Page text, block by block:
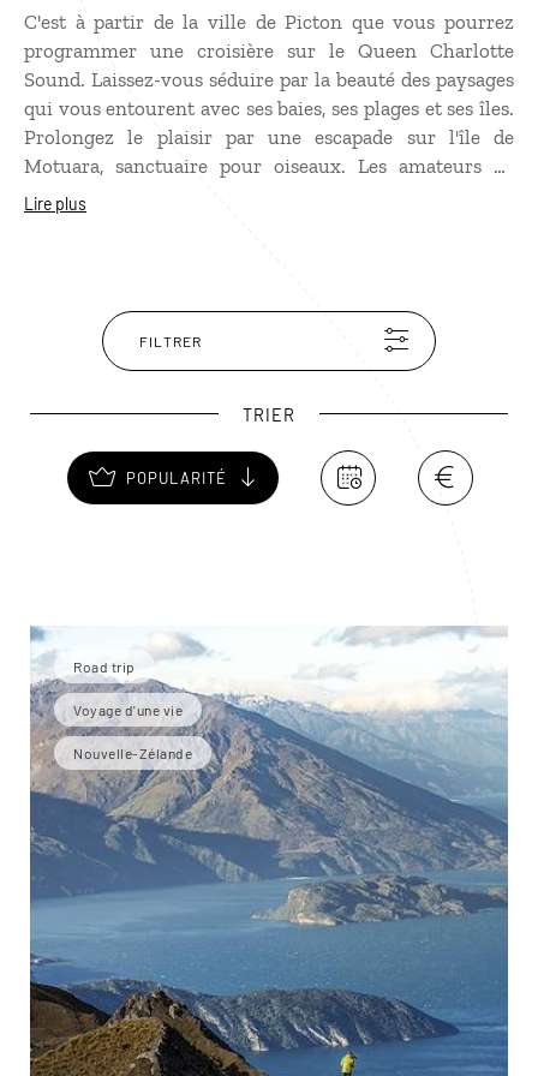
C'est à partir de la ville de Picton que vous pourrez
programmer une croisière sur le Queen Charlotte
Sound. Laissez-vous séduire par la beauté des paysages
qui vous entourent avec ses baies, ses plages et ses îles.
Prolongez le plaisir par une escapade sur l'île de
Motuara, sanctuaire pour oiseaux. Les amateurs de
nature et d'ornithologie seront comblés.
Lire plus
FILTRER
TRIER
POPULARITÉ
Road trip
Voyage d'une vie
Nouvelle-Zélande